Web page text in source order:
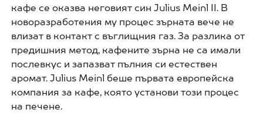
кафе се оказва неговият син Julius Meinl II. В
новоразработения му процес зърната вече не
влизат в контакт с въглищния газ. За разлика от
предишния метод, кафените зърна не са имали
послевкус и запазват пълния си естествен
аромат. Julius Meinl беше първата европейска
компания за кафе, която установи този процес
на печене.